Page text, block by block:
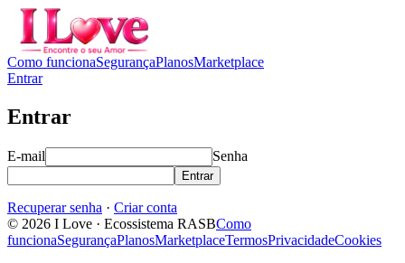
Como funcionaSegurançaPlanosMarketplace
Entrar
Entrar
E-mail Senha
Entrar
Recuperar senha · Criar conta
© 2026 I Love · Ecossistema RASBComo
funcionaSegurançaPlanosMarketplaceTermosPrivacidadeCookies